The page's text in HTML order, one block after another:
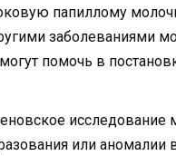
папиллому
заболеваниями
помочь в
или